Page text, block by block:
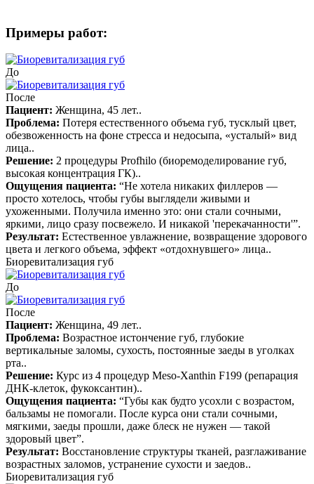
Примеры работ:
До
После
Пациент: Женщина, 45 лет..
Проблема: Потеря естественного объема губ, тусклый цвет,
обезвоженность на фоне стресса и недосыпа, «усталый» вид
лица..
Решение: 2 процедуры Profhilo (биоремоделирование губ,
высокая концентрация ГК)..
Ощущения пациента: “Не хотела никаких филлеров —
просто хотелось, чтобы губы выглядели живыми и
ухоженными. Получила именно это: они стали сочными,
яркими, лицо сразу посвежело. И никакой 'перекачанности'”.
Результат: Естественное увлажнение, возвращение здорового
цвета и легкого объема, эффект «отдохнувшего» лица..
Биоревитализация губ
До
После
Пациент: Женщина, 49 лет..
Проблема: Возрастное истончение губ, глубокие
вертикальные заломы, сухость, постоянные заеды в уголках
рта..
Решение: Курс из 4 процедур Meso-Xanthin F199 (репарация
ДНК-клеток, фукоксантин)..
Ощущения пациента: “Губы как будто усохли с возрастом,
бальзамы не помогали. После курса они стали сочными,
мягкими, заеды прошли, даже блеск не нужен — такой
здоровый цвет”.
Результат: Восстановление структуры тканей, разглаживание
возрастных заломов, устранение сухости и заедов..
Биоревитализация губ